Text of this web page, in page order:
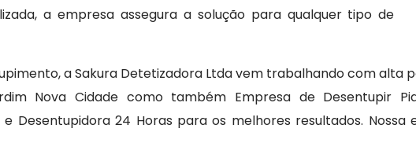
a empresa assegura a solução para qualquer tipo de
a Sakura Detetizadora Ltda vem trabalhando com alta
Nova Cidade como também Empresa de Desentupir
Desentupidora 24 Horas para os melhores resultados. Nossa